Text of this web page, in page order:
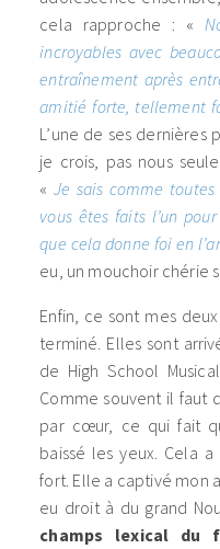
cela rapproche : «
incroyables avec
entraînement après
amitié forte, tellement
L’une de ses
je crois, pas nous
« Je sais comme
vous êtes faits l’un
que cela donne foi en
eu, un mouchoir chérie
Enfin, ce sont mes
terminé. Elles sont
de High School
Comme souvent il faut
par cœur, ce qui fait
baissé les yeux. Cela
fort. Elle a captivé mon
eu droit à du grand
champs lexical